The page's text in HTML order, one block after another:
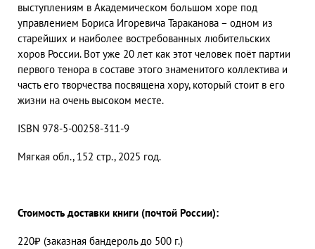
выступлениям в Академическом большом хоре под
управлением Бориса Игоревича Тараканова – одном из
старейших и наиболее востребованных любительских
хоров России. Вот уже 20 лет как этот человек поёт партии
первого тенора в составе этого знаменитого коллектива и
часть его творчества посвящена хору, который стоит в его
жизни на очень высоком месте.
ISBN 978-5-00258-311-9
Мягкая обл., 152 стр., 2025 год.
Стоимость доставки книги (почтой России):
220₽ (заказная бандероль до 500 г.)